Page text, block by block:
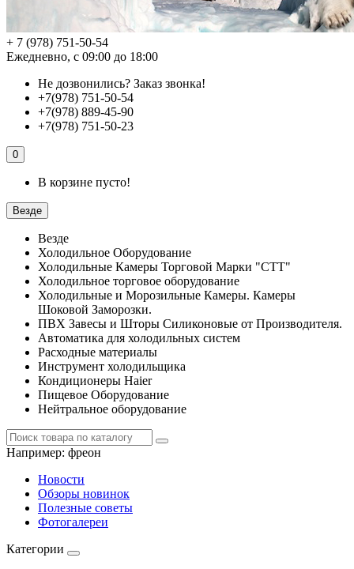
+ 7 (978) 751-50-54
Ежедневно, с 09:00 до 18:00
Не дозвонились? Заказ звонка!
+7(978) 751-50-54
+7(978) 889-45-90
+7(978) 751-50-23
0
В корзине пусто!
Везде
Везде
Холодильное Оборудование
Холодильные Камеры Торговой Марки "СТТ"
Холодильное торговое оборудование
Холодильные и Морозильные Камеры. Камеры
Шоковой Заморозки.
ПВХ Завесы и Шторы Силиконовые от Производителя.
Автоматика для холодильных систем
Расходные материалы
Инструмент холодильщика
Кондиционеры Haier
Пищевое Оборудование
Нейтральное оборудование
Например: фреон
Новости
Обзоры новинок
Полезные советы
Фотогалереи
Категории